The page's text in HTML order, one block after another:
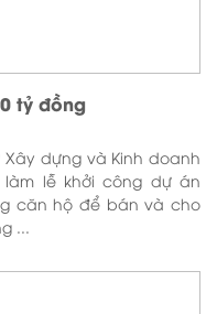
tỷ đồng
Xây dựng và Kinh doanh
lễ khởi công dự án
căn hộ để bán và cho
...